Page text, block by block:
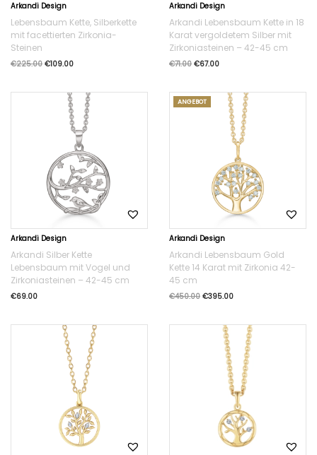
Arkandi Design
Lebensbaum Kette, Silberkette
mit facettierten Zirkonia-
Steinen
€225.00 €109.00
Arkandi Design
Arkandi Lebensbaum Kette in 18
Karat vergoldetem Silber mit
Zirkoniasteinen – 42-45 cm
€71.00 €67.00
Arkandi Design
Arkandi Silber Kette
Lebensbaum mit Vogel und
Zirkoniasteinen – 42-45 cm
€69.00
ANGEBOT
Arkandi Design
Arkandi Lebensbaum Gold
Kette 14 Karat mit Zirkonia 42-
45 cm
€450.00 €395.00